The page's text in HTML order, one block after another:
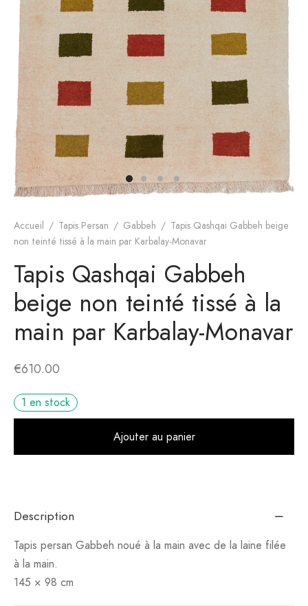
Accueil / Tapis Persan / Gabbeh / Tapis Qashqai Gabbeh beige
non teinté tissé à la main par Karbalay-Monavar
Tapis Qashqai Gabbeh
beige non teinté tissé à la
main par Karbalay-Monavar
€610.00
1 en stock
Ajouter au panier
Description
Tapis persan Gabbeh noué à la main avec de la laine filée
à la main.
145 × 98 cm
de Hamadan
moderne